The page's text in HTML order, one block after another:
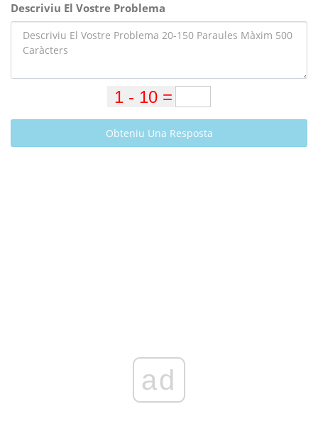
Descriviu El Vostre Problema
Obteniu Una Resposta
ad